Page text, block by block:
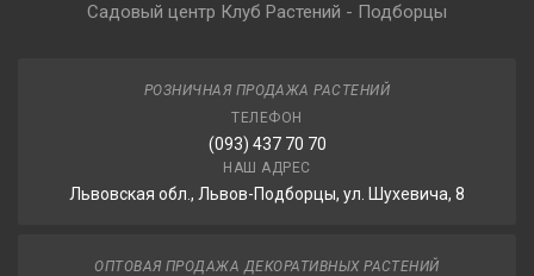
Садовый центр Клуб Растений - Подборцы
РОЗНИЧНАЯ ПРОДАЖА РАСТЕНИЙ
ТЕЛЕФОН
(093) 437 70 70
НАШ АДРЕС
Львовская обл., Львов-Подборцы, ул. Шухевича, 8
ОПТОВАЯ ПРОДАЖА ДЕКОРАТИВНЫХ РАСТЕНИЙ